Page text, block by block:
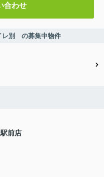
合わせ
別 の募集中物件
前店